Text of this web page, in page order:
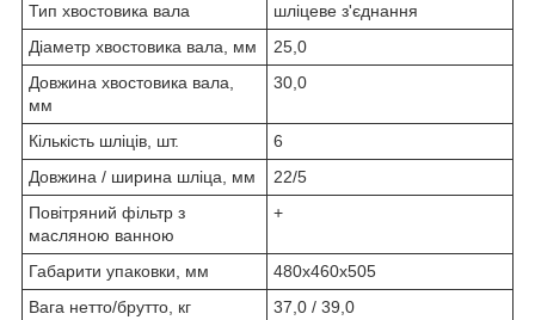
Тип хвостовика вала
шліцеве з'єднання
Діаметр хвостовика вала, мм
25,0
Довжина хвостовика вала,
мм
30,0
Кількість шліців, шт.
6
Довжина / ширина шліца, мм
22/5
Повітряний фільтр з
масляною ванною
+
Габарити упаковки, мм
480х460х505
Вага нетто/брутто, кг
37,0 / 39,0